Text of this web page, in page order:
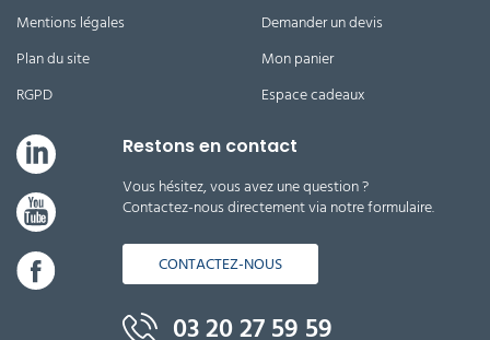
Mentions légales
Plan du site
RGPD
Demander un devis
Mon panier
Espace cadeaux
Restons en contact
Vous hésitez, vous avez une question ?
Contactez-nous directement via notre formulaire.
CONTACTEZ-NOUS
03 20 27 59 59